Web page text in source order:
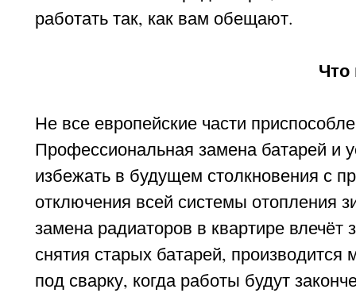
работать так, как вам обещают.
Что
Не все европейские части
Профессиональная замена батарей и
избежать в будущем столкновения с
отключения всей системы отопления
замена радиаторов в квартире
снятия старых батарей,
под сварку, когда работы будут